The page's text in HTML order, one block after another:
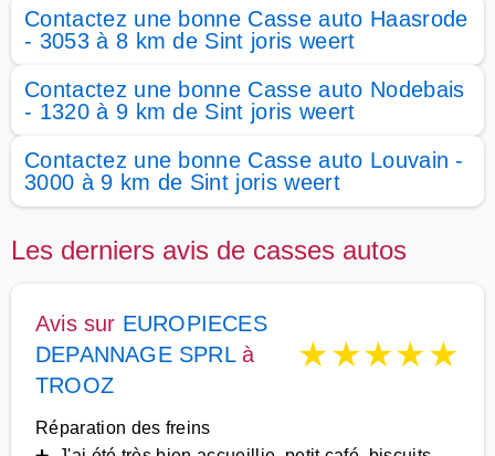
Contactez une bonne Casse auto Haasrode
- 3053 à 8 km de Sint joris weert
Contactez une bonne Casse auto Nodebais
- 1320 à 9 km de Sint joris weert
Contactez une bonne Casse auto Louvain -
3000 à 9 km de Sint joris weert
Les derniers avis de casses autos
Avis sur EUROPIECES
DEPANNAGE SPRLà
TROOZ
★★★★★
Réparation des freins